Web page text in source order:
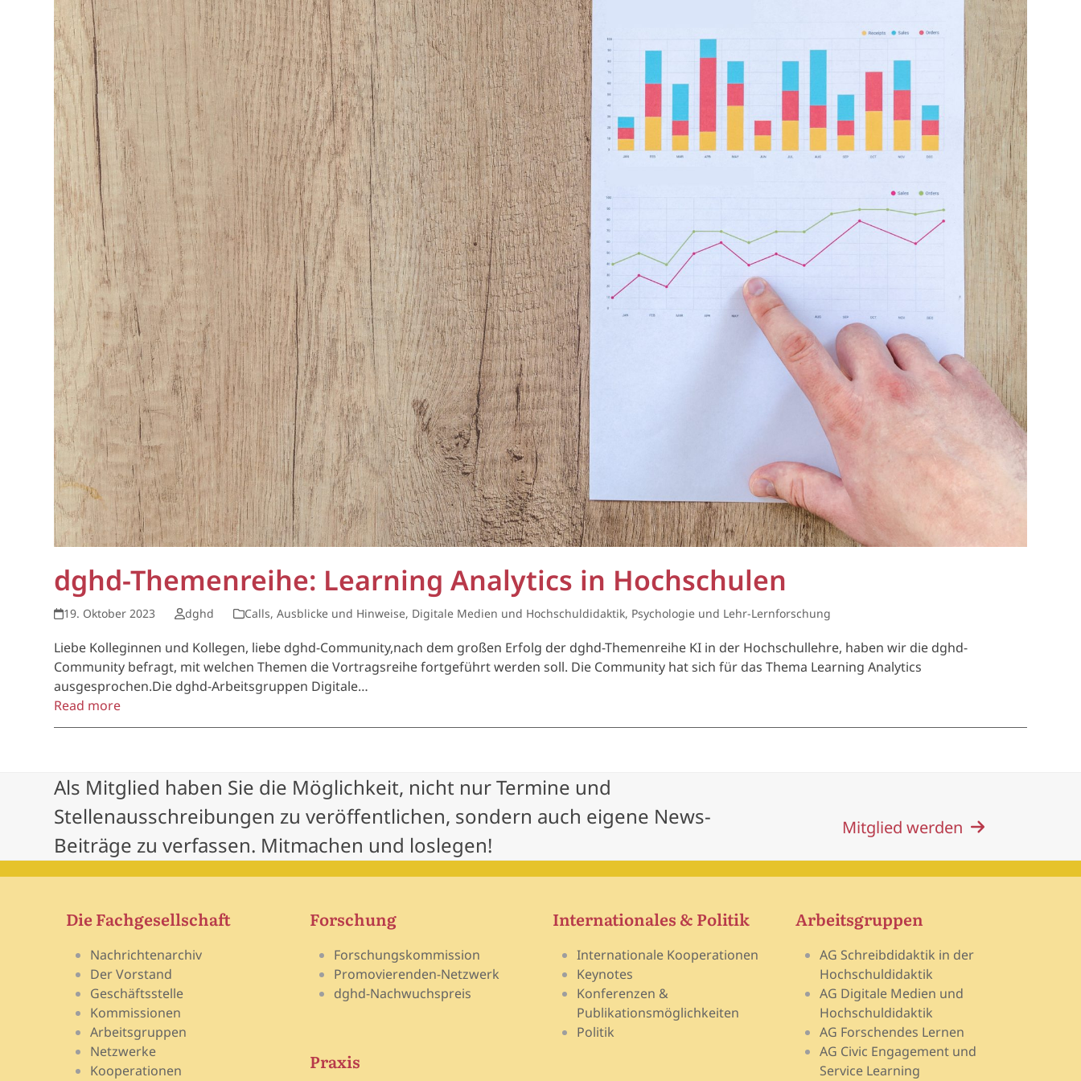
dghd-Themenreihe: Learning Analytics in Hochschulen
19. Oktober 2023 dghd Calls, Ausblicke und Hinweise, Digitale Medien und Hochschuldidaktik, Psychologie und Lehr-Lernforschung
Liebe Kolleginnen und Kollegen, liebe dghd-Community,nach dem großen Erfolg der dghd-Themenreihe KI in der Hochschullehre, haben wir die dghd-
Community befragt, mit welchen Themen die Vortragsreihe fortgeführt werden soll. Die Community hat sich für das Thema Learning Analytics
ausgesprochen.Die dghd-Arbeitsgruppen Digitale…
Read more
Als Mitglied haben Sie die Möglichkeit, nicht nur Termine und
Stellenausschreibungen zu veröffentlichen, sondern auch eigene News-
Beiträge zu verfassen. Mitmachen und loslegen!
Mitglied werden
Die Fachgesellschaft
Nachrichtenarchiv
Der Vorstand
Geschäftsstelle
Kommissionen
Arbeitsgruppen
Netzwerke
Kooperationen
Forschung
Forschungskommission
Promovierenden-Netzwerk
dghd-Nachwuchspreis
Praxis
Internationales & Politik
Internationale Kooperationen
Keynotes
Konferenzen &
Publikationsmöglichkeiten
Politik
Arbeitsgruppen
AG Schreibdidaktik in der
Hochschuldidaktik
AG Digitale Medien und
Hochschuldidaktik
AG Forschendes Lernen
AG Civic Engagement und
Service Learning